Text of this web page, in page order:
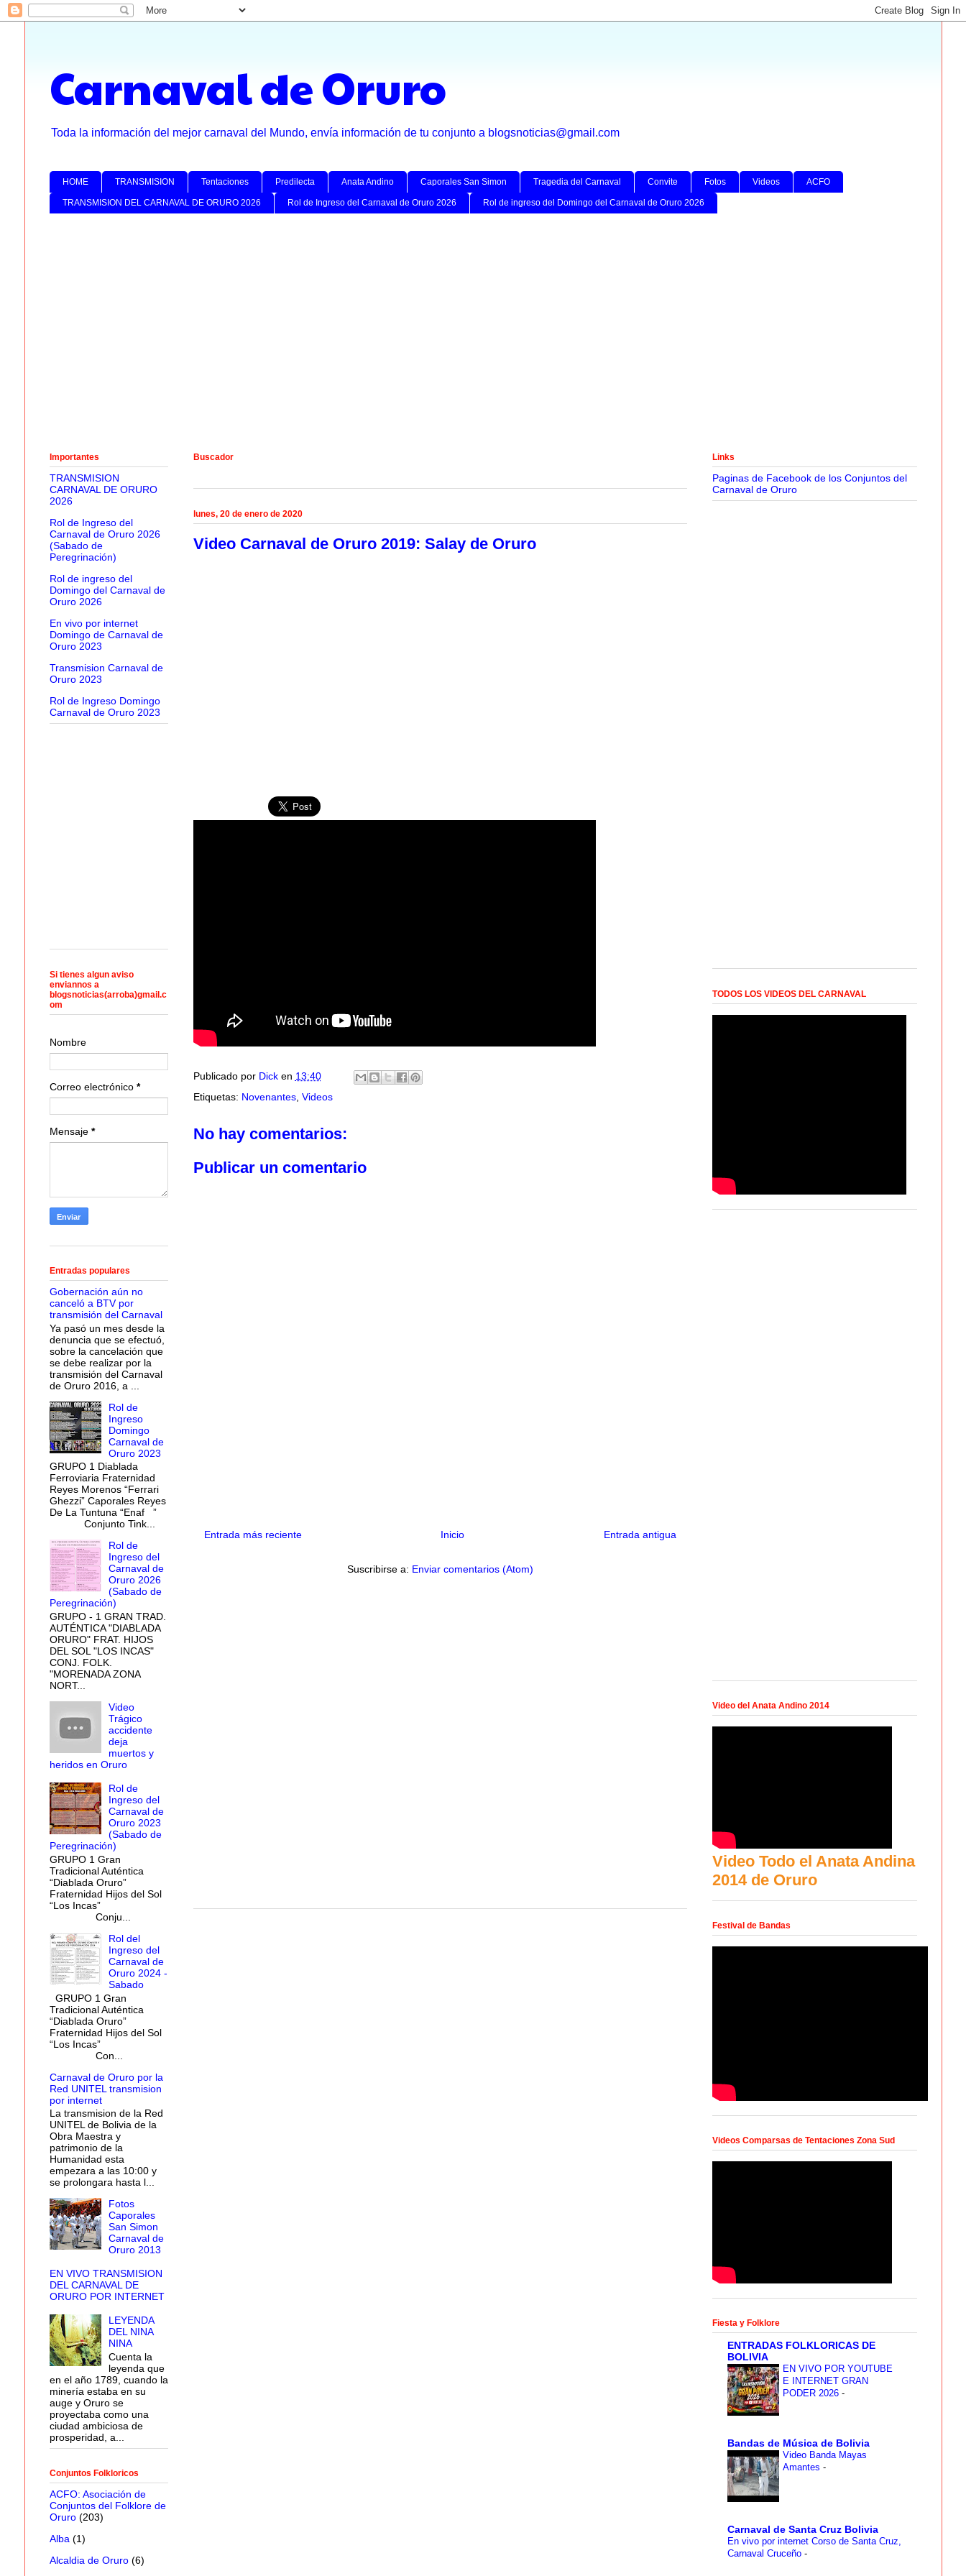
Carnaval de Oruro
Toda la información del mejor carnaval del Mundo, envía información de tu conjunto a blogsnoticias@gmail.com
HOME TRANSMISION Tentaciones Predilecta Anata Andino Caporales San Simon Tragedia del Carnaval Convite Fotos Videos ACFO
TRANSMISION DEL CARNAVAL DE ORURO 2026 Rol de Ingreso del Carnaval de Oruro 2026 Rol de ingreso del Domingo del Carnaval de Oruro 2026
Buscador
lunes, 20 de enero de 2020
Video Carnaval de Oruro 2019: Salay de Oruro
Publicado por Dick en 13:40
Etiquetas: Novenantes, Videos
No hay comentarios:
Publicar un comentario
Entrada más reciente Entrada antigua
Inicio
Suscribirse a: Enviar comentarios (Atom)
Importantes
TRANSMISION
CARNAVAL DE ORURO
2026
Rol de Ingreso del
Carnaval de Oruro 2026
(Sabado de
Peregrinación)
Rol de ingreso del
Domingo del Carnaval de
Oruro 2026
En vivo por internet
Domingo de Carnaval de
Oruro 2023
Transmision Carnaval de
Oruro 2023
Rol de Ingreso Domingo
Carnaval de Oruro 2023
Si tienes algun aviso
enviannos a
blogsnoticias(arroba)gmail.c
om
Nombre
Correo electrónico *
Mensaje *
Entradas populares
Gobernación aún no
canceló a BTV por
transmisión del Carnaval
Ya pasó un mes desde la
denuncia que se efectuó,
sobre la cancelación que
se debe realizar por la
transmisión del Carnaval
de Oruro 2016, a ...
Rol de
Ingreso
Domingo
Carnaval de
Oruro 2023
GRUPO 1 Diablada
Ferroviaria Fraternidad
Reyes Morenos “Ferrari
Ghezzi” Caporales Reyes
De La Tuntuna “Enaf ”
Conjunto Tink...
Rol de
Ingreso del
Carnaval de
Oruro 2026
(Sabado de
Peregrinación)
GRUPO - 1 GRAN TRAD.
AUTÉNTICA "DIABLADA
ORURO" FRAT. HIJOS
DEL SOL "LOS INCAS"
CONJ. FOLK.
"MORENADA ZONA
NORT...
Video
Trágico
accidente
deja
muertos y
heridos en Oruro
Rol de
Ingreso del
Carnaval de
Oruro 2023
(Sabado de
Peregrinación)
GRUPO 1 Gran
Tradicional Auténtica
“Diablada Oruro”
Fraternidad Hijos del Sol
“Los Incas”
Conju...
Rol del
Ingreso del
Carnaval de
Oruro 2024 -
Sabado
GRUPO 1 Gran
Tradicional Auténtica
“Diablada Oruro”
Fraternidad Hijos del Sol
“Los Incas”
Con...
Carnaval de Oruro por la
Red UNITEL transmision
por internet
La transmision de la Red
UNITEL de Bolivia de la
Obra Maestra y
patrimonio de la
Humanidad esta
empezara a las 10:00 y
se prolongara hasta l...
Fotos
Caporales
San Simon
Carnaval de
Oruro 2013
EN VIVO TRANSMISION
DEL CARNAVAL DE
ORURO POR INTERNET
LEYENDA
DEL NINA
NINA
Cuenta la
leyenda que
en el año 1789, cuando la
minería estaba en su
auge y Oruro se
proyectaba como una
ciudad ambiciosa de
prosperidad, a...
Conjuntos Folkloricos
ACFO: Asociación de
Conjuntos del Folklore de
Oruro (203)
Alba (1)
Alcaldia de Oruro (6)
Links
Paginas de Facebook de los Conjuntos del
Carnaval de Oruro
TODOS LOS VIDEOS DEL CARNAVAL
Video del Anata Andino 2014
Video Todo el Anata Andina
2014 de Oruro
Festival de Bandas
Videos Comparsas de Tentaciones Zona Sud
Fiesta y Folklore
ENTRADAS FOLKLORICAS DE
BOLIVIA
EN VIVO POR YOUTUBE
E INTERNET GRAN
PODER 2026 -
Bandas de Música de Bolivia
Video Banda Mayas
Amantes -
Carnaval de Santa Cruz Bolivia
En vivo por internet Corso de Santa Cruz,
Carnaval Cruceño -